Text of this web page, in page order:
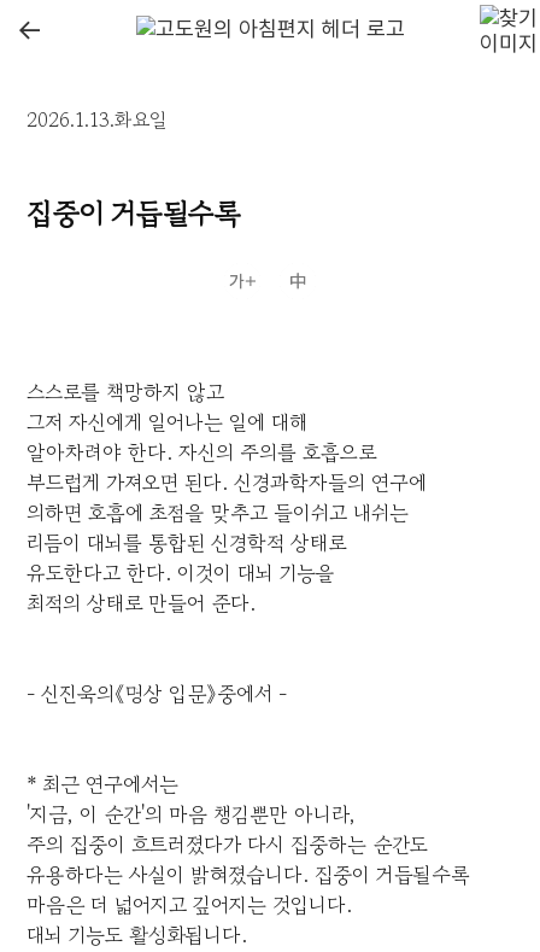
←
2026.1.13.화요일
집중이 거듭될수록
스스로를 책망하지 않고
그저 자신에게 일어나는 일에 대해
알아차려야 한다. 자신의 주의를 호흡으로
부드럽게 가져오면 된다. 신경과학자들의 연구에
의하면 호흡에 초점을 맞추고 들이쉬고 내쉬는
리듬이 대뇌를 통합된 신경학적 상태로
유도한다고 한다. 이것이 대뇌 기능을
최적의 상태로 만들어 준다.
- 신진욱의《명상 입문》중에서 -
* 최근 연구에서는
'지금, 이 순간'의 마음 챙김뿐만 아니라,
주의 집중이 흐트러졌다가 다시 집중하는 순간도
유용하다는 사실이 밝혀졌습니다. 집중이 거듭될수록
마음은 더 넓어지고 깊어지는 것입니다.
대뇌 기능도 활성화됩니다.